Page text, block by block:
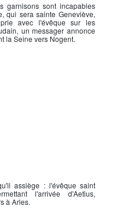
garnisons sont incapables
qui serasainte Geneviève,
avec l'évêque sur les
un messager annonce
la Seine vers Nogent.
assiège : l'évêque saint
l'arrivée d'Aetius,
à Arles.